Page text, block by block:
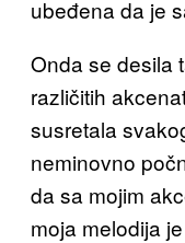
ubeđena da je
Onda se desila
različitih
susretala
neminovno
da sa mojim
moja melodija